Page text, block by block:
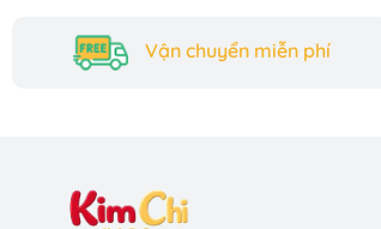
Vận chuyển miễn phí